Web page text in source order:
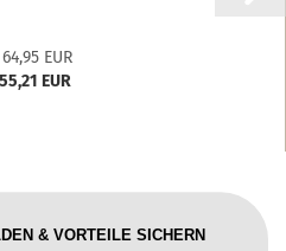
EUR
EUR
& VORTEILE SICHERN